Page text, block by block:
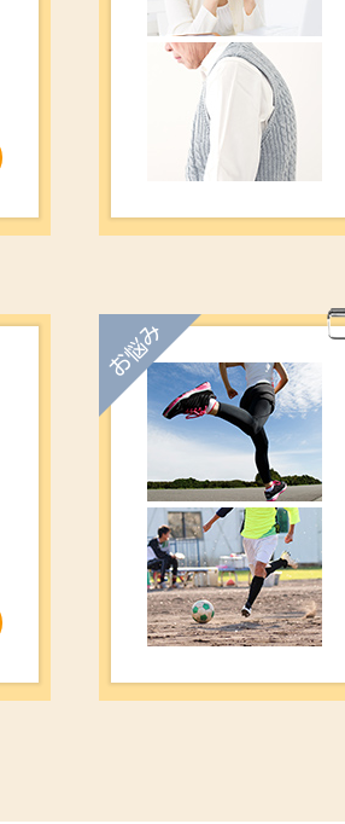
お悩み